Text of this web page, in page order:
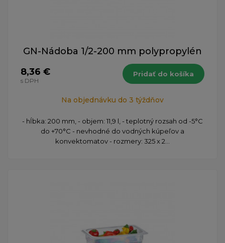
GN-Nádoba 1/2-200 mm polypropylén
8,36 €
s DPH
Pridať do košíka
Na objednávku do 3 týždňov
- hĺbka: 200 mm, - objem: 11,9 l, - teplotný rozsah od -5°C
do +70°C - nevhodné do vodných kúpeľov a
konvektomatov - rozmery: 325 x 2...